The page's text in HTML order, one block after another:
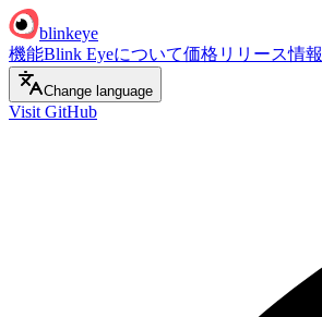
blinkeye
機能Blink Eyeについて価格 リリース情報
Change language
Visit GitHub